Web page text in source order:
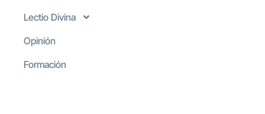
Lectio Divina
Opinión
Formación